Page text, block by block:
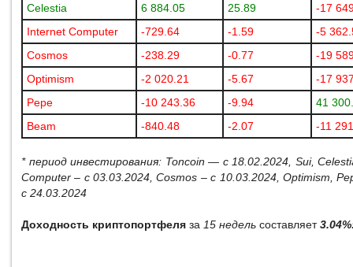
Celestia
6 884.05 25.89
-17
Internet Computer
-729.64 -1.59
-5
Cosmos
-238.29 -0.77
-19
Optimism
-2 020.21 -5.67
-17
Pepe
-10 243.36 -9.94
41
Beam
-840.48 -2.07 -11
* период инвестирования: Toncoin — с 18.02.2024, Sui,
Computer – с 03.03.2024,Cosmos – с 10.03.2024, Optimism,
с 24.03.2024
Доходность криптопортфеля за 15 недель составляет